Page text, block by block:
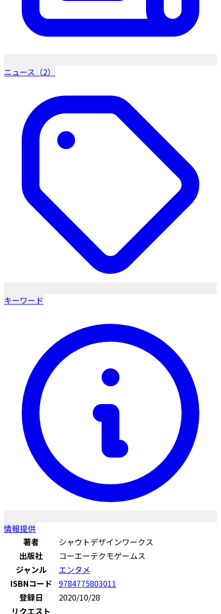
ニュース（2）
キーワード
情報提供
著者
シャウトデザインワークス
出版社
コーエーテクモゲームス
ジャンル
エンタメ
ISBNコード 9784775803011
登録日
2020/10/28
リクエスト